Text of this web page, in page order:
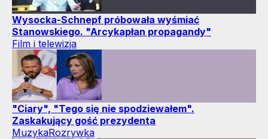
Wysocka-Schnepf próbowała wyśmiać
Stanowskiego. "Arcykapłan propagandy"
Film i telewizja
"Ciary", "Tego się nie spodziewałem".
Zaskakujący gość prezydenta
MuzykaRozrywka